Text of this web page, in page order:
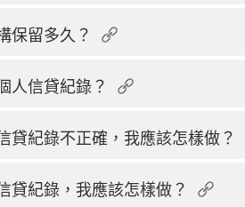
保留多久？
人信貸紀錄？
貸紀錄不正確，我應該怎樣做？
貸紀錄，我應該怎樣做？